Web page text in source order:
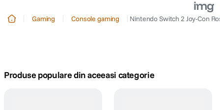
trepied telefon
Gaming Console gaming Nintendo Switch 2 Joy-Con
Produse populare din aceeasi categorie